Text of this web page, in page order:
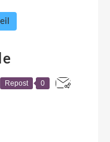
Repost 0